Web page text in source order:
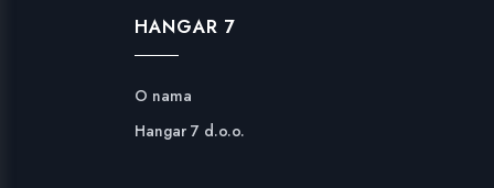
HANGAR 7
O nama
Hangar 7 d.o.o.